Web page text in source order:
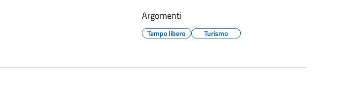
Argomenti
Tempo libero Turismo